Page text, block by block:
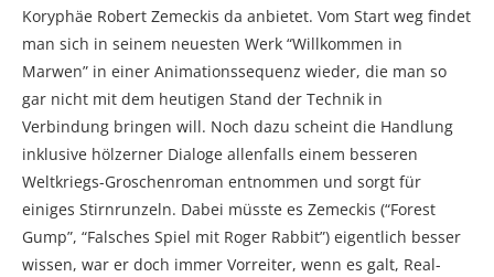
Koryphäe Robert Zemeckis da anbietet. Vom Start weg findet
man sich in seinem neuesten Werk “Willkommen in
Marwen” in einer Animationssequenz wieder, die man so
gar nicht mit dem heutigen Stand der Technik in
Verbindung bringen will. Noch dazu scheint die Handlung
inklusive hölzerner Dialoge allenfalls einem besseren
Weltkriegs-Groschenroman entnommen und sorgt für
einiges Stirnrunzeln. Dabei müsste es Zemeckis (“Forest
Gump”, “Falsches Spiel mit Roger Rabbit”) eigentlich besser
wissen, war er doch immer Vorreiter, wenn es galt, Real-